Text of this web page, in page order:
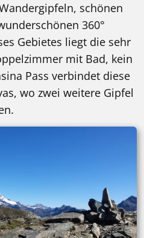
schönen
360°
Gebietes liegt die sehr
mit Bad, kein
Pass verbindet diese
wo zwei weitere Gipfel